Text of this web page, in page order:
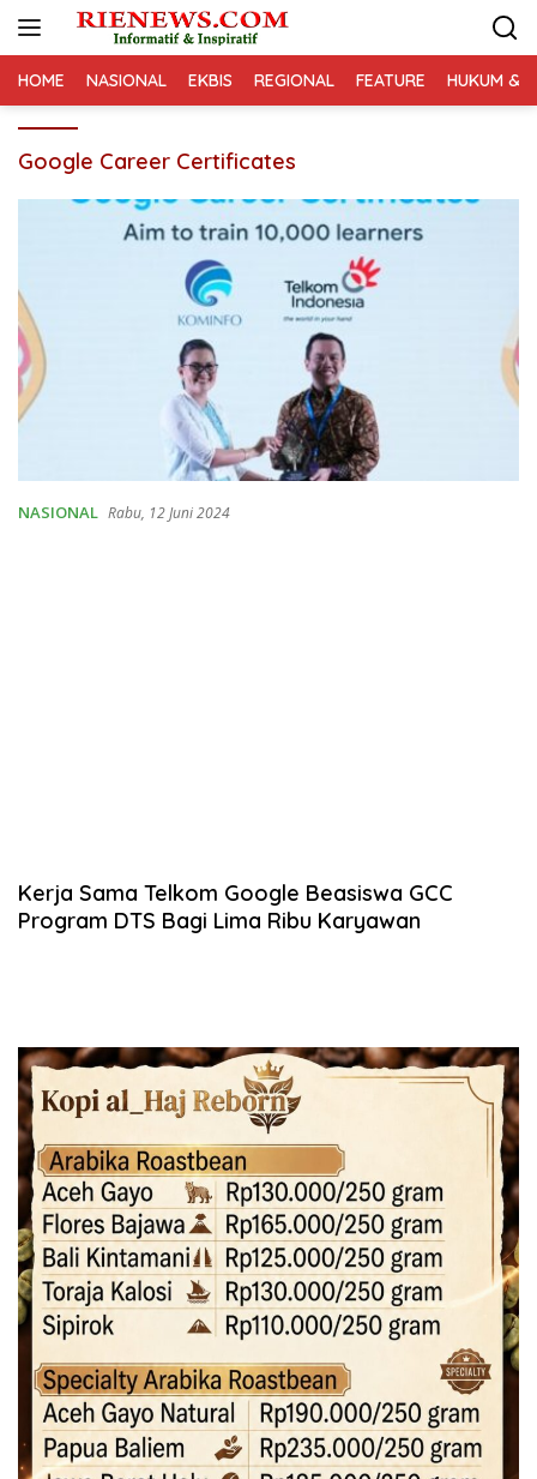
HOME NASIONAL EKBIS REGIONAL FEATURE HUKUM &
Google Career Certificates
NASIONAL Rabu, 12 Juni 2024
Kerja Sama Telkom Google Beasiswa GCC
Program DTS Bagi Lima Ribu Karyawan